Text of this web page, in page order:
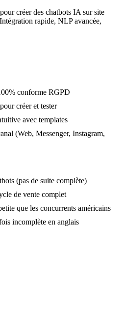
créer des chatbots IA sur site
rapide, NLP avancée,
conforme RGPD
créer et tester
avec templates
(Web, Messenger, Instagram,
(pas de suite complète)
de vente complet
que les concurrents américains
incomplète en anglais